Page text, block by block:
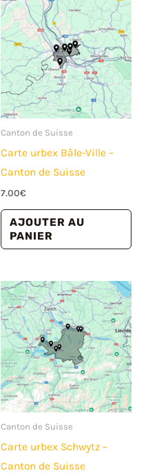
Canton de Suisse
Carte urbex Bâle-Ville –
Canton de Suisse
7.00€
AJOUTER AU
PANIER
Canton de Suisse
Carte urbex Schwytz –
Canton de Suisse